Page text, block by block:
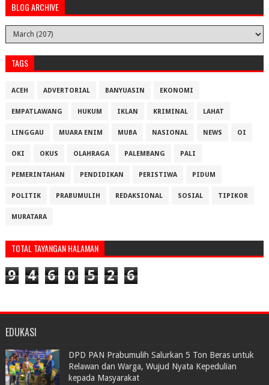
BLOG ARCHIVE
TAGS
ACEH ADVERTORIAL BANYUASIN EKONOMI
EMPATLAWANG HUKUM IKLAN KRIMINAL LAHAT
LINGGAU MUARA ENIM MUBA NASIONAL NEWS OI
OKI OKUS OLAHRAGA PALEMBANG PALI
PEMERINTAHAN PENDIDIKAN PERISTIWA PIDUM
POLITIK PRABUMULIH REDAKSIONAL SOSIAL TIPIKOR
MURATARA
TOTAL TAYANGAN HALAMAN
9 4 6 0 5 2 6
EDUKASI
DPD PAN Prabumulih Salurkan 5 Ton Beras untuk
Relawan dan Warga, Wujud Nyata Kepedulian
kepada Masyarakat